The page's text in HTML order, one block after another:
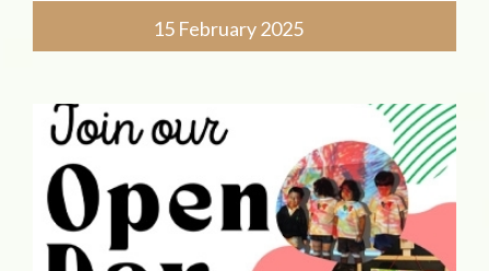
15 February 2025